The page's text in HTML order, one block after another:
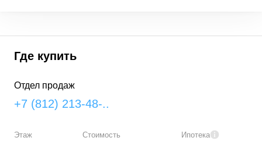
Где купить
Отдел продаж
+7 (812) 213-48-..
Этаж Стоимость Ипотека